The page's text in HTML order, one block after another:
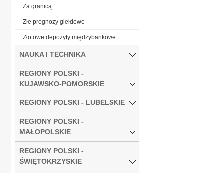
Za granicą
Złe prognozy giełdowe
Złotowe depozyty międzybankowe
NAUKA I TECHNIKA
REGIONY POLSKI -
KUJAWSKO-POMORSKIE
REGIONY POLSKI - LUBELSKIE
REGIONY POLSKI -
MAŁOPOLSKIE
REGIONY POLSKI -
ŚWIĘTOKRZYSKIE